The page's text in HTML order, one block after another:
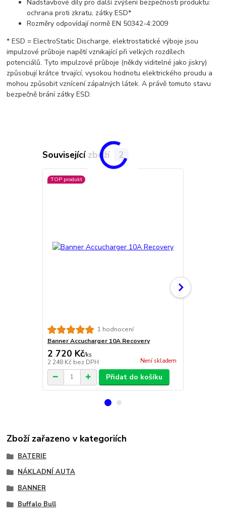
Nadstavbové díly pro další zvýšení bezpečnosti produktu:
ochrana proti zkratu, zátky ESD*
Rozměry odpovídají normě EN 50342-4:2009
* ESD = ElectroStatic Discharge, elektrostatické výboje jsou
impulzové průboje napětí vznikající při velkých rozdílech
potenciálů. Tyto impulzové průboje (někdy viditelné jako jiskry)
způsobují krátce trvající, vysokou hodnotu elektrického proudu a
mohou způsobit vznícení zápalných látek. A právě tomuto stavu
bezpečně brání zátky ESD.
Související zboží 2
TOP produkt
1 hodnocení
Banner Accucharger 10A Recovery
2 720 Kč/ks
2 248 Kč bez DPH Není skladem
Přidat do košíku
Zboží zařazeno v kategoriích
BATERIE
NÁKLADNÍ AUTA
BANNER
Buffalo Bull